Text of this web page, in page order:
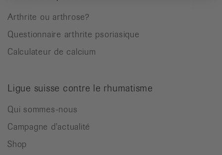
Arthrite ou arthrose?
Questionnaire arthrite psoriasique
Calculateur de calcium
Ligue suisse contre le rhumatisme
Qui sommes-nous
Campagne d'actualité
Shop